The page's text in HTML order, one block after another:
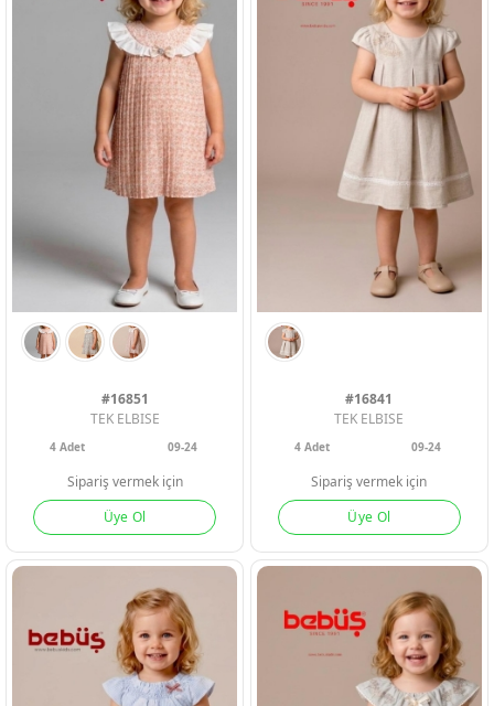
BORDO
#16851
TEK ELBISE
4Adet 09-24
Sipariş vermek için
Üye Ol
#16841
TEK ELBISE
4 Adet 09-24
Sipariş vermek için
Üye Ol